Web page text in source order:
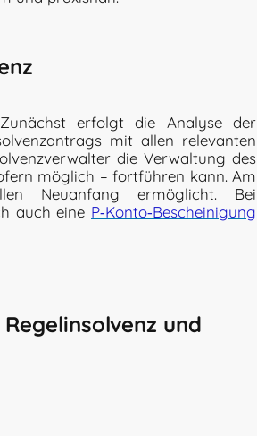
erfolgt die Analyse der
mit allen relevanten
die Verwaltung des
möglich – fortführen kann. Am
Neuanfang ermöglicht. Bei
auch eine P‑Konto‑Bescheinigung
und